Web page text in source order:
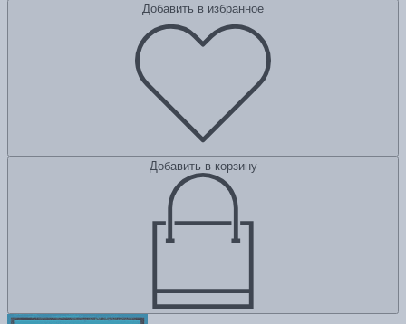
Добавить в избранное
Добавить в корзину